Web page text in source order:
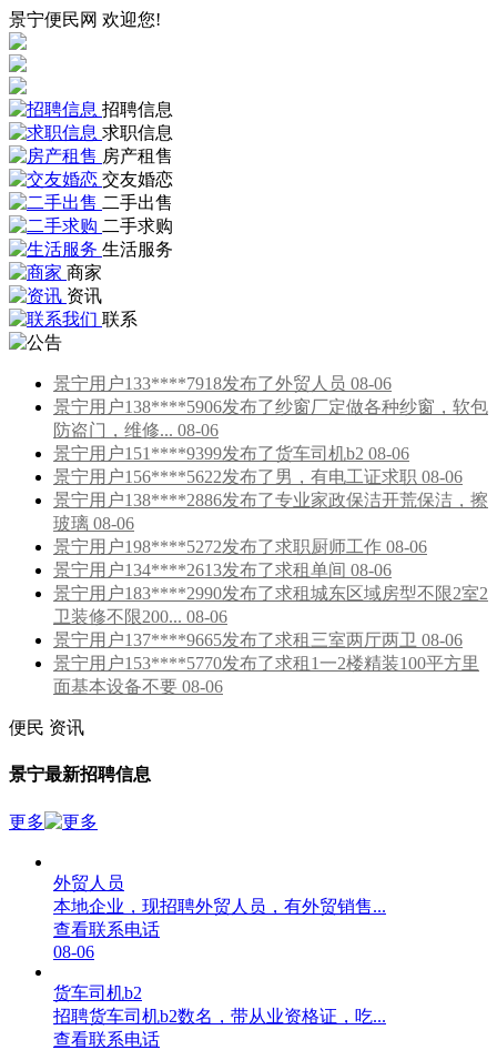
景宁便民网 欢迎您!
招聘信息
求职信息
房产租售
交友婚恋
二手出售
二手求购
生活服务
商家
资讯
联系
景宁用户133****7918发布了外贸人员 08-06
景宁用户138****5906发布了纱窗厂定做各种纱窗，软包
防盗门，维修... 08-06
景宁用户151****9399发布了货车司机b2 08-06
景宁用户156****5622发布了男，有电工证求职 08-06
景宁用户138****2886发布了专业家政保洁开荒保洁，擦
玻璃 08-06
景宁用户198****5272发布了求职厨师工作 08-06
景宁用户134****2613发布了求租单间 08-06
景宁用户183****2990发布了求租城东区域房型不限2室2
卫装修不限200... 08-06
景宁用户137****9665发布了求租三室两厅两卫 08-06
景宁用户153****5770发布了求租1一2楼精装100平方里
面基本设备不要 08-06
便民 资讯
景宁最新招聘信息
更多
外贸人员
本地企业，现招聘外贸人员，有外贸销售...
查看联系电话
08-06
货车司机b2
招聘货车司机b2数名，带从业资格证，吃...
查看联系电话